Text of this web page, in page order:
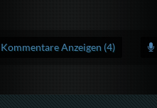
Kommentare Anzeigen (4)